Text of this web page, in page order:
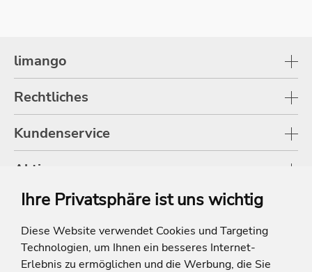
Ihre Privatsphäre ist uns wichtig
Diese Website verwendet Cookies und Targeting
Technologien, um Ihnen ein besseres Internet-
Erlebnis zu ermöglichen und die Werbung, die Sie
limango
Rechtliches
Kundenservice
Aktionen
Shop
* Die Ersparnis bezieht sich auf die aktuellen Listenpreise der Hotels, bei
Paketangeboten auf die Summe der Preise der Einzelleistungen.
**Streichpreise beziehen sich auf die ursprünglichen Preise des Reiseveranstalters.